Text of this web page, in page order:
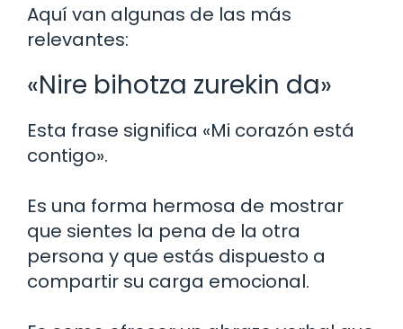
Aquí van algunas de las más
relevantes:
«Nire bihotza zurekin da»
Esta frase significa «Mi corazón está
contigo».
Es una forma hermosa de mostrar
que sientes la pena de la otra
persona y que estás dispuesto a
compartir su carga emocional.